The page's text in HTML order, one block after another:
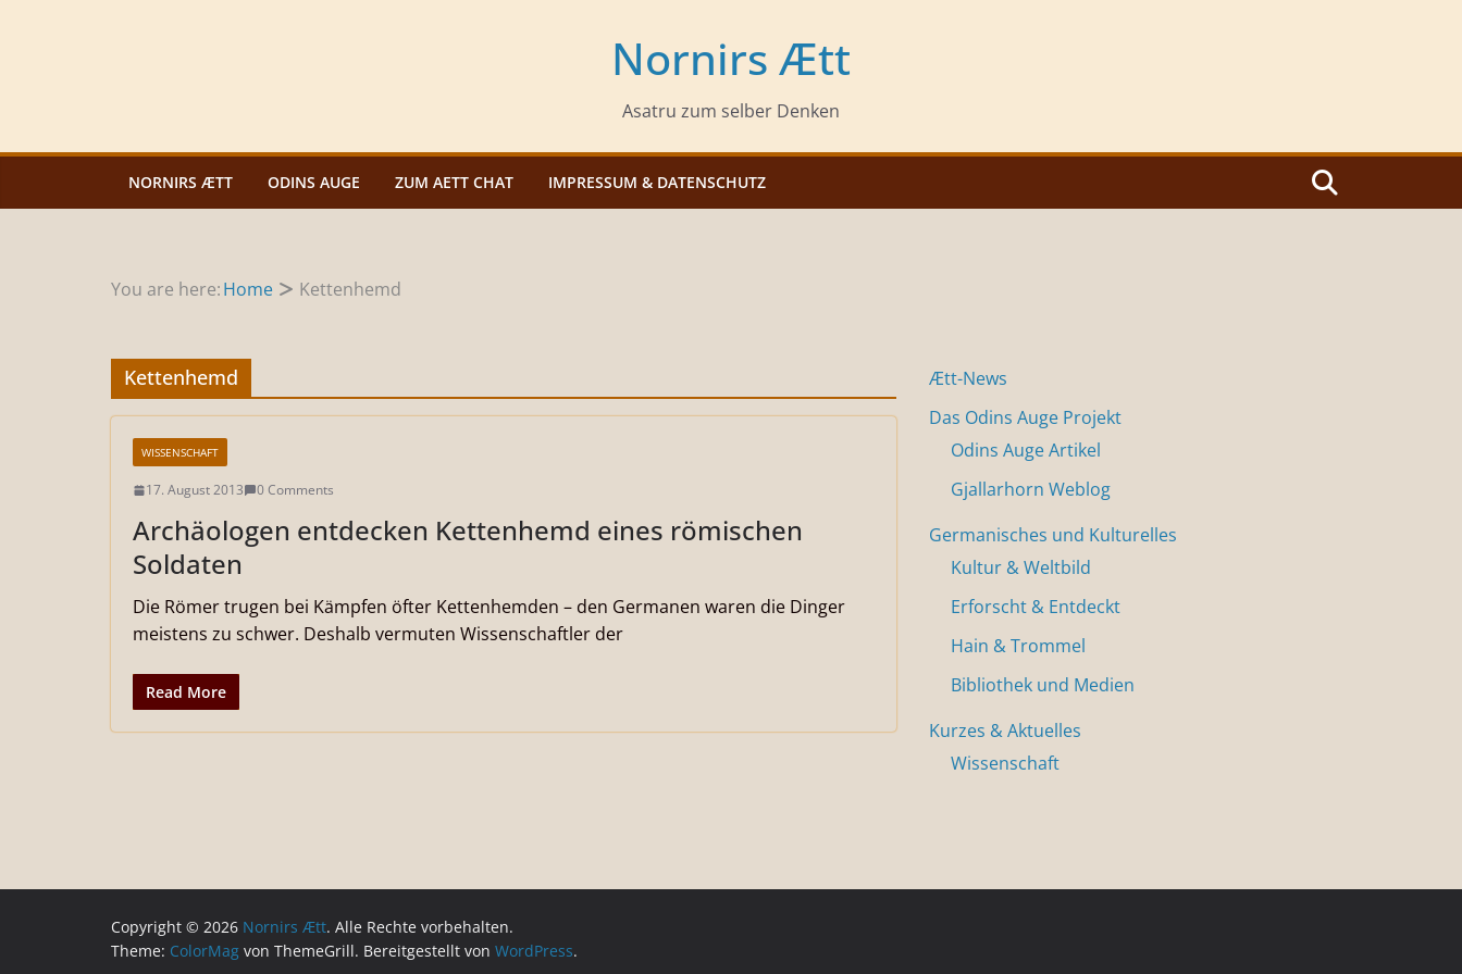
Nornirs Ætt
Asatru zum selber Denken
NORNIRS ÆTT ODINS AUGE ZUM AETT CHAT IMPRESSUM & DATENSCHUTZ
You are here:Home Kettenhemd
Kettenhemd
WISSENSCHAFT
17. August 2013 0 Comments
Archäologen entdecken Kettenhemd eines römischen
Soldaten
Die Römer trugen bei Kämpfen öfter Kettenhemden – den Germanen waren die Dinger
meistens zu schwer. Deshalb vermuten Wissenschaftler der
Read More
Ætt-News
Das Odins Auge Projekt
Odins Auge Artikel
Gjallarhorn Weblog
Germanisches und Kulturelles
Kultur & Weltbild
Erforscht & Entdeckt
Hain & Trommel
Bibliothek und Medien
Kurzes & Aktuelles
Wissenschaft
Copyright © 2026 Nornirs Ætt. Alle Rechte vorbehalten.
Theme: ColorMag von ThemeGrill. Bereitgestellt von WordPress.